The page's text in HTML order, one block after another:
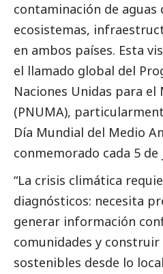
contaminación de aguas
ecosistemas,
en ambos países. Esta
el llamado global del
Naciones Unidas para
(PNUMA),
Día Mundial del Medio
conmemorado cada 5 de
“La crisis climática
diagnósticos: necesita
generar información
comunidades y construir
sostenibles desde lo